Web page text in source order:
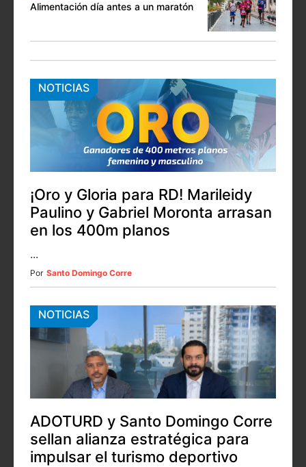
Alimentación día antes a un maratón
NOTICIAS
¡Oro y Gloria para RD! Marileidy
Paulino y Gabriel Moronta arrasan
en los 400m planos
...
Por Santo Domingo Corre
NOTICIAS
ADOTURD y Santo Domingo Corre
sellan alianza estratégica para
impulsar el turismo deportivo